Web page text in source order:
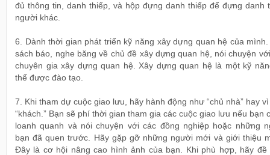
đủ thông tin, danh thiếp, và hộp đựng danh thiếp để đựng danh
người khác.
6. Dành thời gian phát triển kỹ năng xây dựng quan hệ của
sách báo, nghe băng về chủ đề xây dựng quan hệ, nói chuyện
chuyên gia xây dựng quan hệ. Xây dựng quan hệ là một kỹ
thể được đào tạo.
7. Khi tham dự cuộc giao lưu, hãy hành động như “chủ nhà” hay
“khách.” Bạn sẽ phí thời gian tham gia các cuộc giao lưu nếu bạn
loanh quanh và nói chuyện với các đồng nghiệp hoặc những
bạn đã quen trước. Hãy gặp gỡ những người mới và giới thiệu
Đây là cơ hội nâng cao hình ảnh của bạn. Khi phù hợp, hãy đề